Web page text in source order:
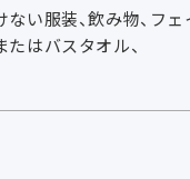
い服装、飲み物、フ
たはバスタオル、